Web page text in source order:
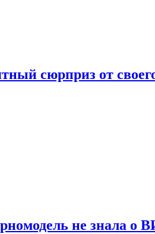
сюрприз от
не знала о